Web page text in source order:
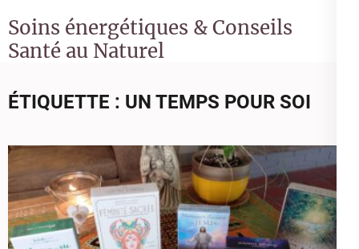
Soins énergétiques & Conseils
Santé au Naturel
ÉTIQUETTE : UN TEMPS POUR SOI